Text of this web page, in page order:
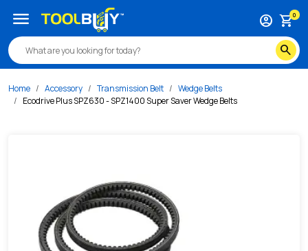
search
account_circle shopping_cart0
menu
Home Accessory Transmission Belt
Wedge Belts
Ecodrive Plus SPZ630 - SPZ1400 Super Saver Wedge Belts
/s/ecodrive-plus-spz630-spz1400-super-saver-wedge-